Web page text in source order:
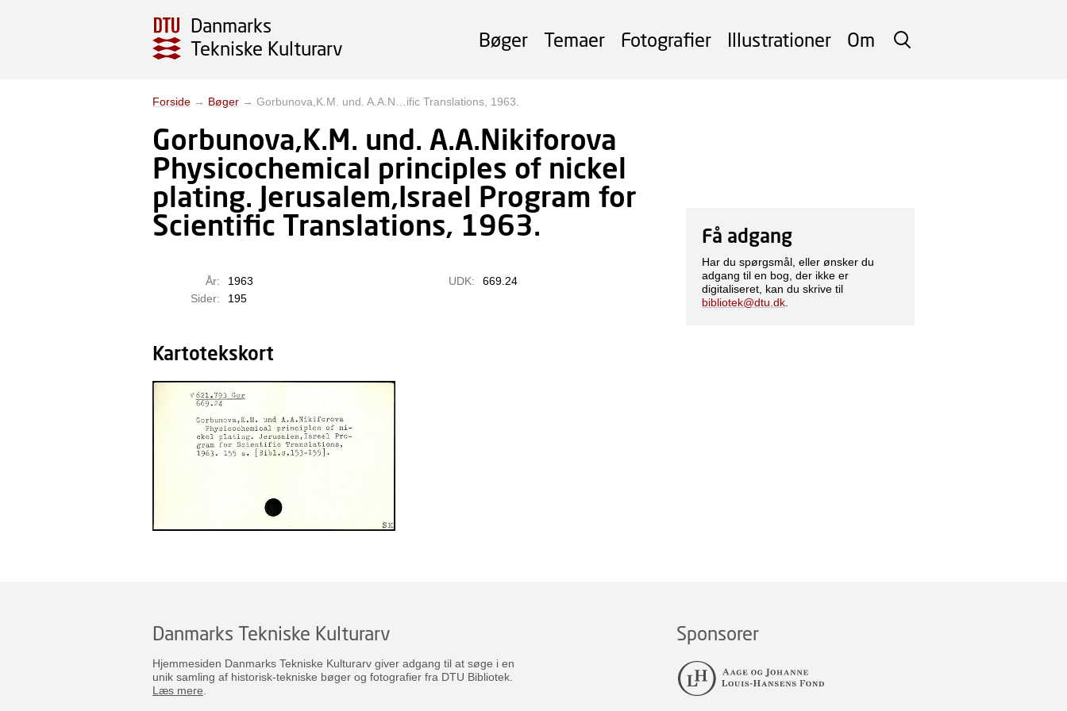
Danmarks
Tekniske Kulturarv
SØG
Bøger Temaer Fotografier Illustrationer Om
Forside → Bøger → Gorbunova,K.M. und. A.A.N…ific Translations, 1963.
Gorbunova,K.M. und. A.A.Nikiforova
Physicochemical principles of nickel
plating. Jerusalem,Israel Program for
Scientific Translations, 1963.
År:
1963
Sider:
195
UDK: 669.24
Få adgang
Har du spørgsmål, eller ønsker du
adgang til en bog, der ikke er
digitaliseret, kan du skrive til
bibliotek@dtu.dk
Kartotekskort
Danmarks Tekniske Kulturarv
Hjemmesiden Danmarks Tekniske Kulturarv giver adgang til at søge i en
unik samling af historisk-tekniske bøger og fotografier fra DTU Bibliotek.
Læs mere.
Sponsorer